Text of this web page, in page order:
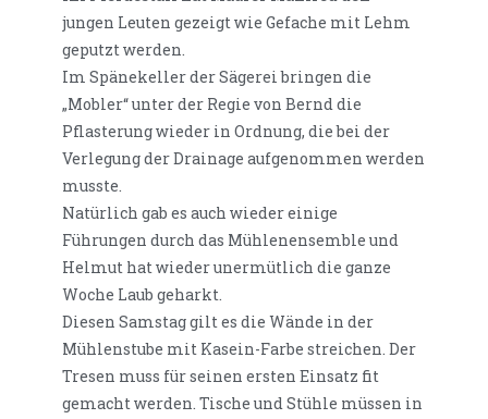
jungen Leuten gezeigt wie Gefache mit Lehm
geputzt werden.
Im Spänekeller der Sägerei bringen die
„Mobler“ unter der Regie von Bernd die
Pflasterung wieder in Ordnung, die bei der
Verlegung der Drainage aufgenommen werden
musste.
Natürlich gab es auch wieder einige
Führungen durch das Mühlenensemble und
Helmut hat wieder unermütlich die ganze
Woche Laub geharkt.
Diesen Samstag gilt es die Wände in der
Mühlenstube mit Kasein-Farbe streichen. Der
Tresen muss für seinen ersten Einsatz fit
gemacht werden. Tische und Stühle müssen in